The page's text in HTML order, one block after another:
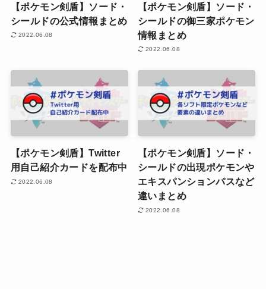
【ポケモン剣盾】ソード・
シールドの公式情報まとめ
2022.06.08
【ポケモン剣盾】ソード・
シールドの御三家ポケモン
情報まとめ
2022.06.08
【ポケモン剣盾】Twitter
用自己紹介カードを配布中
2022.06.08
【ポケモン剣盾】ソード・
シールドの出現ポケモンや
エキスパンションパスなど
違いまとめ
2022.06.08